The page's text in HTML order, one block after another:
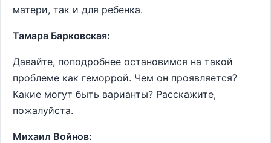
матери, так и для ребенка.
Тамара Барковская:
Давайте, поподробнее остановимся на такой
проблеме как геморрой. Чем он проявляется?
Какие могут быть варианты? Расскажите,
пожалуйста.
Михаил Войнов: